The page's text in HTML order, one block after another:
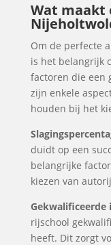
Wat maakt
Om de perfecte
is het belangrijk
factoren die een
zijn enkele
houden bij het
duidt op een
belangrijke
kiezen van
Gekwalificeerde
rijschool
heeft. Dit zorgt